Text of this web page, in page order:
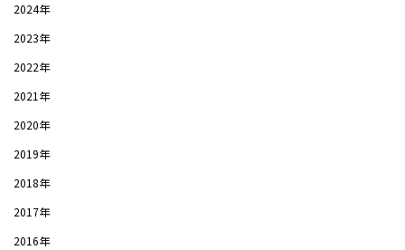
2024年
2023年
2022年
2021年
2020年
2019年
2018年
2017年
2016年